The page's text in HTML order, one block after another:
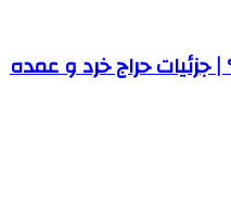
حراج خرد و عمده